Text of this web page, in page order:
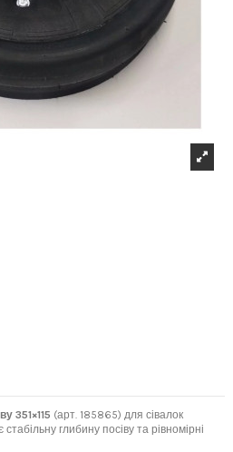
351×115 (арт. 185865) для сівалок
глибину посіву та рівномірні